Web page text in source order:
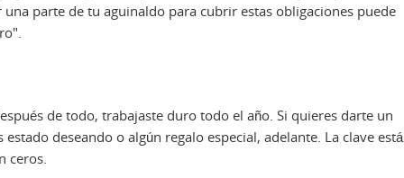
parte de tu aguinaldo para cubrir estas obligaciones puede
de todo, trabajaste duro todo el año. Si quieres darte un
deseando o algún regalo especial, adelante. La clave está
ceros.